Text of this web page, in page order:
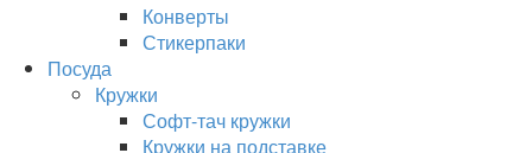
Конверты
Стикерпаки
Посуда
Кружки
Софт-тач кружки
Кружки на подставке